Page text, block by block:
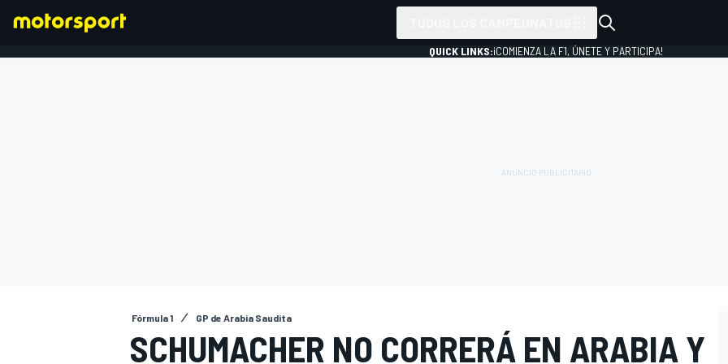
QUICK LINKS:¡COMIENZA LA F1, ÚNETE Y PARTICIPA!
Fórmula 1 GP de Arabia Saudita
SCHUMACHER NO CORRERÁ EN ARABIA Y